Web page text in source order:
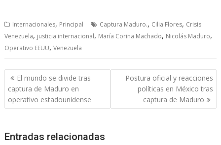
Internacionales, Principal Captura Maduro., Cilia Flores, Crisis
Venezuela, justicia internacional, María Corina Machado, Nicolás Maduro,
Operativo EEUU,Venezuela
Navegación
de
entradas
El mundo se divide tras
captura de Maduro en
operativo estadounidense
Postura oficial y reacciones
políticas en México tras
captura de Maduro
Entradas relacionadas